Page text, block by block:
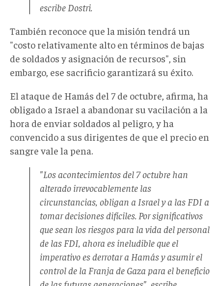
escribe Dostri.
También reconoce que la misión tendrá un
"costo relativamente alto en términos de bajas
de soldados y asignación de recursos", sin
embargo, ese sacrificio garantizará su éxito.
El ataque de Hamás del 7 de octubre, afirma, ha
obligado a Israel a abandonar su vacilación a la
hora de enviar soldados al peligro, y ha
convencido a sus dirigentes de que el precio en
sangre vale la pena.
"Los acontecimientos del 7 octubre han
alterado irrevocablemente las
circunstancias, obligan a Israel y a las FDI a
tomar decisiones difíciles. Por significativos
que sean los riesgos para la vida del personal
de las FDI, ahora es ineludible que el
imperativo es derrotar a Hamás y asumir el
control de la Franja de Gaza para el beneficio